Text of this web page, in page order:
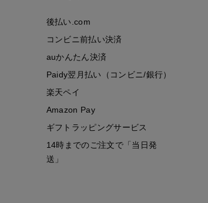
後払い.com
コンビニ前払い決済
auかんたん決済
Paidy翌月払い（コンビニ/銀行）
楽天ペイ
Amazon Pay
ギフトラッピングサービス
14時までのご注文で「当日発
送」